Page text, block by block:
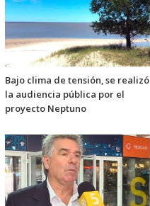
Bajo clima de tensión, se realizó
la audiencia pública por el
proyecto Neptuno